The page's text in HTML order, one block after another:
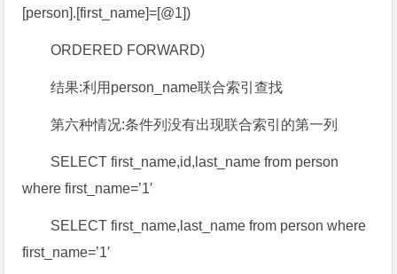
[person].[first_name]=[@1])
ORDERED FORWARD)
结果:利用person_name联合索引查找
第六种情况:条件列没有出现联合索引的第一列
SELECT first_name,id,last_name from person
where first_name=’1′
SELECT first_name,last_name from person where
first_name=’1′